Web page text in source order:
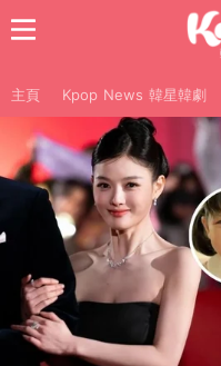
主頁 Kpop News 韓星韓劇